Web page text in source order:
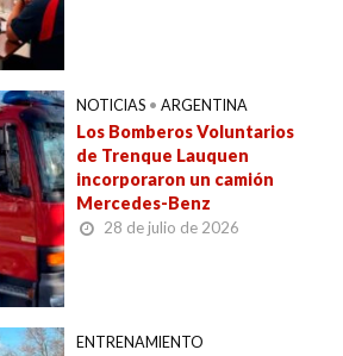
NOTICIAS • ARGENTINA
Los Bomberos Voluntarios
de Trenque Lauquen
incorporaron un camión
Mercedes-Benz
28 de julio de 2026
ENTRENAMIENTO